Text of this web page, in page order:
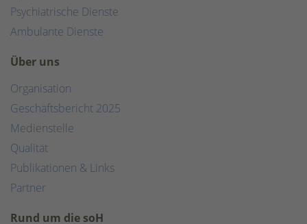
Psychiatrische Dienste
Ambulante Dienste
Über uns
Organisation
Geschäftsbericht 2025
Medienstelle
Qualität
Publikationen & Links
Partner
Rund um die soH